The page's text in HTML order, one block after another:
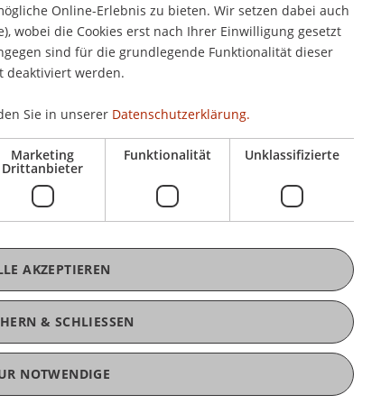
Mensch, Technik,
und Produktivität
CHF 120.00
Dr. BrigitteEller MSc
+43 5553 324
GERMAN
ENGLISH
Online-Erlebnis zu bieten. Wir setzen dabei auch
wobei die Cookies erst nach Ihrer Einwilligung gesetzt
sind für die grundlegende Funktionalität dieser
deaktiviert werden.
Sie in unserer Datenschutzerklärung.
Marketing
Drittanbieter
Funktionalität Unklassifizierte
& SCHLIESSEN
AKZEPTIEREN
NOTWENDIGE